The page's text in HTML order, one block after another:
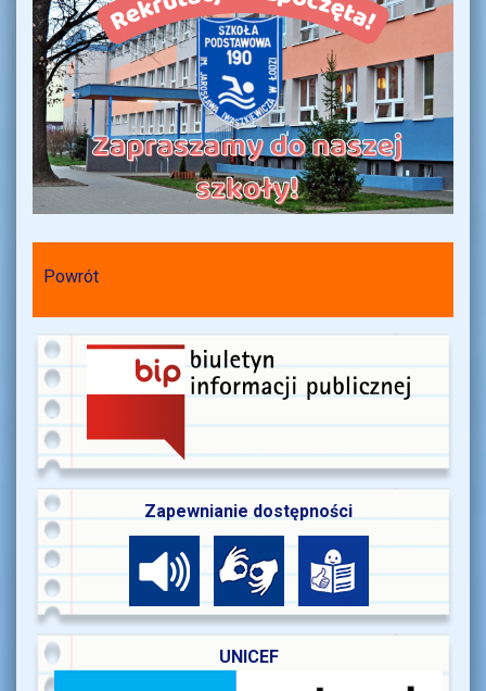
Powrót
Zapewnianie dostępności
UNICEF